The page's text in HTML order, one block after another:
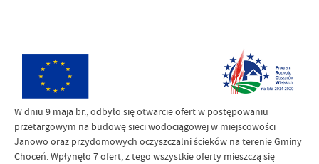
W dniu 9 maja br., odbyło się otwarcie ofert w postępowaniu
przetargowym na budowę sieci wodociągowej w miejscowości
Janowo oraz przydomowych oczyszczalni ścieków na terenie Gminy
Choceń. Wpłynęło 7 ofert, z tego wszystkie oferty mieszczą się